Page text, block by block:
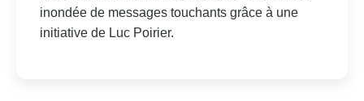
inondée de messages touchants grâce à une
initiative de Luc Poirier.